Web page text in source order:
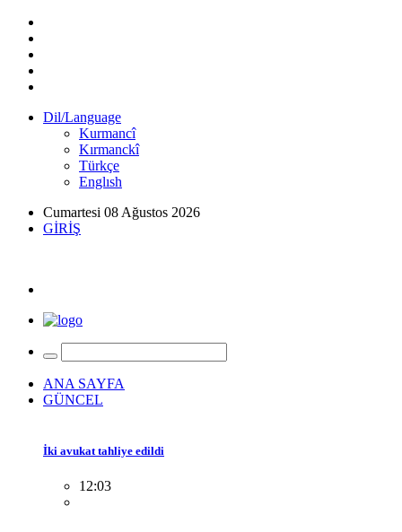
Dil/Language
Kurmancî
Kırmanckî
Türkçe
Englısh
Cumartesi 08 Ağustos 2026
GİRİŞ
ANA SAYFA
GÜNCEL
İki avukat tahliye edildi
12:03